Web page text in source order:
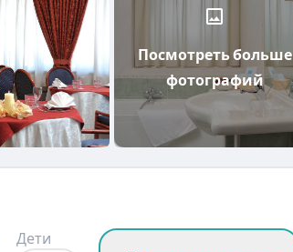
Посмотреть больше
фотографий
Дети